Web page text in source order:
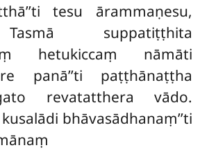
tesu ārammaṇesu,
suppatiṭṭhita
hetukiccaṃ nāmāti
panā’’ti paṭṭhānaṭṭha
revatatthera vādo.
bhāvasādhanaṃ’’ti